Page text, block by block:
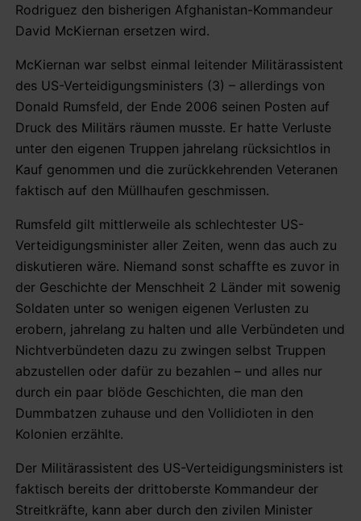
Rodriguez den bisherigen Afghanistan-Kommandeur
David McKiernan ersetzen wird.
McKiernan war selbst einmal leitender Militärassistent
des US-Verteidigungsministers (3) – allerdings von
Donald Rumsfeld, der Ende 2006 seinen Posten auf
Druck des Militärs räumen musste. Er hatte Verluste
unter den eigenen Truppen jahrelang rücksichtlos in
Kauf genommen und die zurückkehrenden Veteranen
faktisch auf den Müllhaufen geschmissen.
Rumsfeld gilt mittlerweile als schlechtester US-
Verteidigungsminister aller Zeiten, wenn das auch zu
diskutieren wäre. Niemand sonst schaffte es zuvor in
der Geschichte der Menschheit 2 Länder mit sowenig
Soldaten unter so wenigen eigenen Verlusten zu
erobern, jahrelang zu halten und alle Verbündeten und
Nichtverbündeten dazu zu zwingen selbst Truppen
abzustellen oder dafür zu bezahlen – und alles nur
durch ein paar blöde Geschichten, die man den
Dummbatzen zuhause und den Vollidioten in den
Kolonien erzählte.
Der Militärassistent des US-Verteidigungsministers ist
faktisch bereits der drittoberste Kommandeur der
Streitkräfte, kann aber durch den zivilen Minister